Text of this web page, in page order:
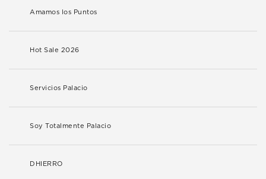
Amamos los Puntos
Hot Sale 2026
Servicios Palacio
Soy Totalmente Palacio
DHIERRO